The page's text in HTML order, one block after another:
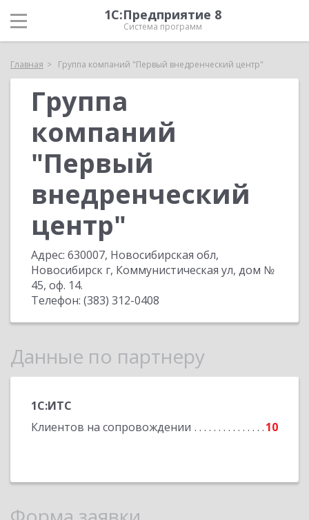
1С:Предприятие 8
Система программ
Главная Группа компаний "Первый внедренческий центр"
Группа
компаний
"Первый
внедренческий
центр"
Адрес: 630007, Новосибирская обл,
Новосибирск г, Коммунистическая ул, дом №
45, оф. 14.
Телефон: (383) 312-0408
Данные по партнеру
1С:ИТС
Клиентов на сопровождении
10